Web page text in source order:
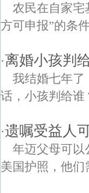
农民在自家宅
方可申报”的条
·离婚小孩判
我结婚七年了
话，小孩判给谁
·遗嘱受益人
年迈父母可以
美国护照，他